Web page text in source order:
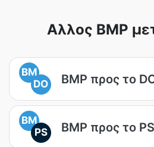
Αλλος BMP
BM
DO
BMP προς το
BM
PS
BMP προς το